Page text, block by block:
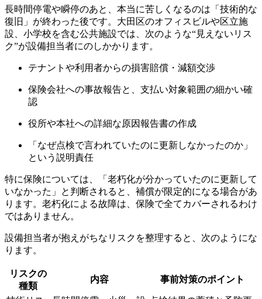
長時間停電や瞬停のあと、本当に苦しくなるのは「技術的な
復旧」が終わった後です。大田区のオフィスビルや区立施
設、小学校を含む公共施設では、次のような“見えないリス
ク”が設備担当者にのしかかります。
テナントや利用者からの損害賠償・減額交渉
保険会社への事故報告と、支払い対象範囲の細かい確
認
役所や本社への詳細な原因報告書の作成
「なぜ点検で言われていたのに更新しなかったのか」
という説明責任
特に保険については、「老朽化が分かっていたのに更新して
いなかった」と判断されると、補償が限定的になる場合があ
ります。老朽化による故障は、保険で全てカバーされるわけ
ではありません。
設備担当者が抱えがちなリスクを整理すると、次のようにな
ります。
リスクの
種類
内容 事前対策のポイント